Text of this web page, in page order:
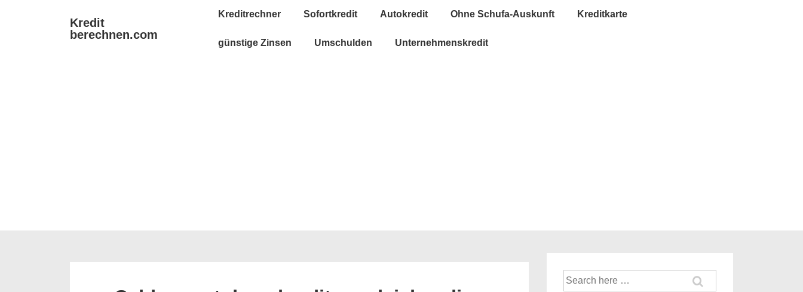
Kredit
berechnen.com
Main
Kreditrechner Sofortkredit Autokredit Ohne Schufa-Auskunft Kreditkarte
günstige Zinsen Umschulden Unternehmenskredit
Suche
nach: